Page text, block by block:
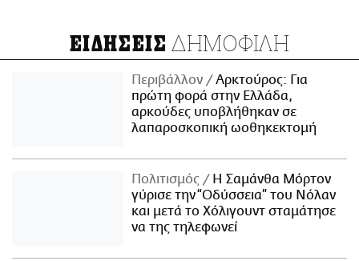
ΕΙΔΗΣΕΙΣ ΔΗΜΟΦΙΛΗ
Περιβάλλον
Αρκτούρος: Για
πρώτη φορά στην Ελλάδα,
αρκούδες υποβλήθηκαν σε
λαπαροσκοπική ωοθηκεκτομή
Πολιτισμός
Η Σαμάνθα Μόρτον
γύρισε την “Οδύσσεια” του Νόλαν
και μετά το Χόλιγουντ σταμάτησε
να της τηλεφωνεί